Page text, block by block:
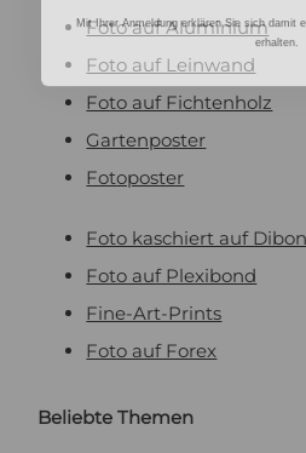
Foto auf Aluminium
Foto auf Leinwand
Foto auf Fichtenholz
Gartenposter
Fotoposter
Foto kaschiert auf
Foto auf Plexibond
Fine-Art-Prints
Foto auf Forex
Beliebte Themen
erhalten.